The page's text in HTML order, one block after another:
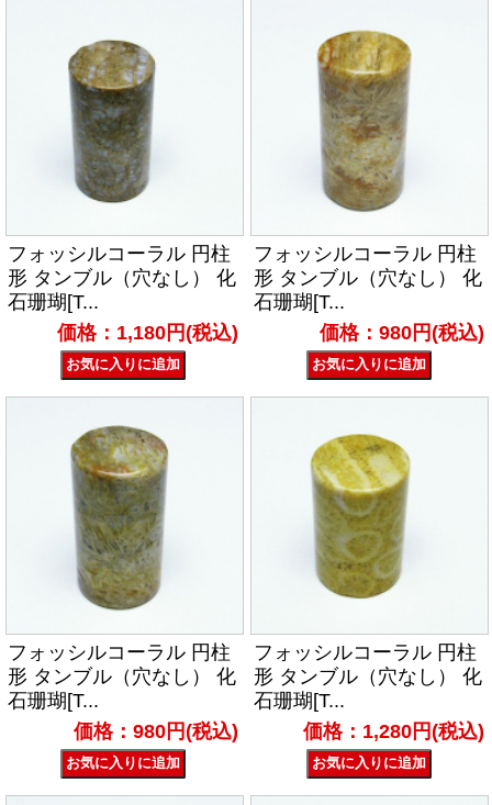
フォッシルコーラル 円柱
形 タンブル（穴なし） 化
石珊瑚[T...
価格：1,180円(税込)
フォッシルコーラル 円柱
形 タンブル（穴なし） 化
石珊瑚[T...
価格：980円(税込)
フォッシルコーラル 円柱
形 タンブル（穴なし） 化
石珊瑚[T...
価格：980円(税込)
フォッシルコーラル 円柱
形 タンブル（穴なし） 化
石珊瑚[T...
価格：1,280円(税込)